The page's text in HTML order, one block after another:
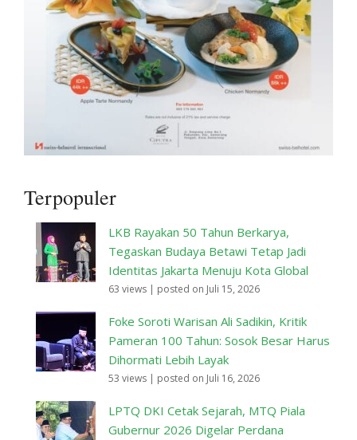
Terpopuler
LKB Rayakan 50 Tahun Berkarya,
Tegaskan Budaya Betawi Tetap Jadi
Identitas Jakarta Menuju Kota Global
63 views | posted on Juli 15, 2026
Foke Soroti Warisan Ali Sadikin, Kritik
Pameran 100 Tahun: Sosok Besar Harus
Dihormati Lebih Layak
53 views | posted on Juli 16, 2026
LPTQ DKI Cetak Sejarah, MTQ Piala
Gubernur 2026 Digelar Perdana